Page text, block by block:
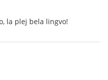
la plej bela lingvo!